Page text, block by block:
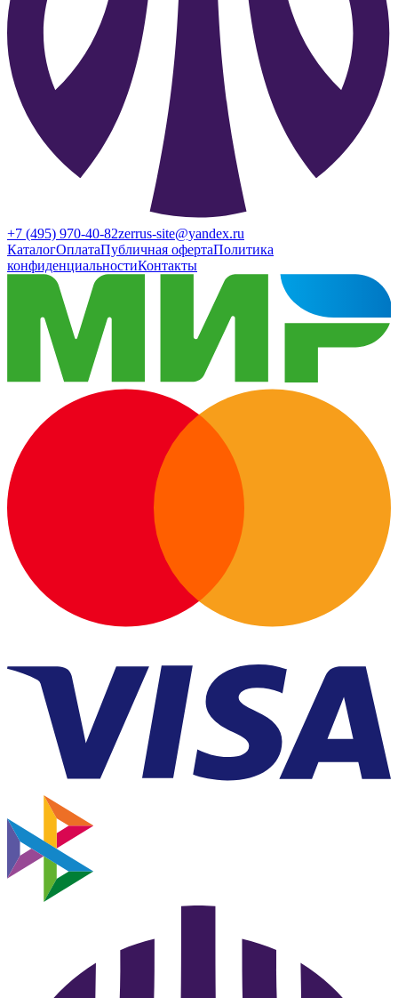
+7 (495) 970-40-82zerrus-site@yandex.ru
КаталогОплатаПубличная офертаПолитика
конфиденциальностиКонтакты